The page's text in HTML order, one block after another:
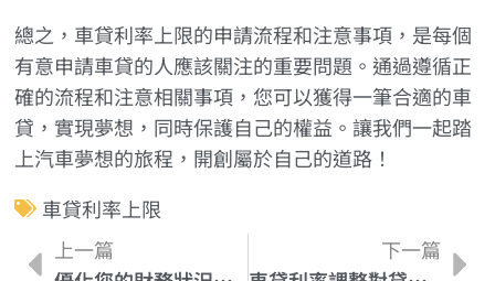
總之，車貸利率上限的申請流程和注意事項，是每個
有意申請車貸的人應該關注的重要問題。通過遵循正
確的流程和注意相關事項，您可以獲得一筆合適的車
貸，實現夢想，同時保護自己的權益。讓我們一起踏
上汽車夢想的旅程，開創屬於自己的道路！
車貸利率上限
上一篇
下一篇